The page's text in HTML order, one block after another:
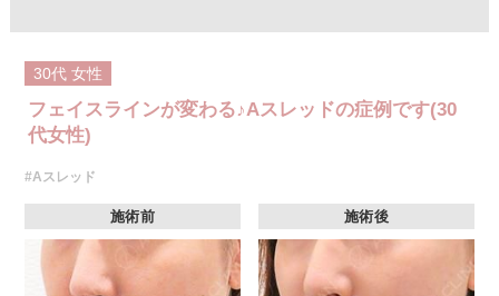
30代 女性
フェイスラインが変わる♪Aスレッドの症例です(30
代女性)
#Aスレッド
施術前 施術後